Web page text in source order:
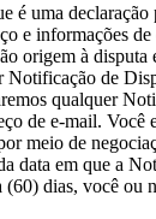
é uma declaração
e informações
origem à disputa
Notificação de
qualquer
de e-mail. Você
meio de
data em que a
(60) dias, você ou